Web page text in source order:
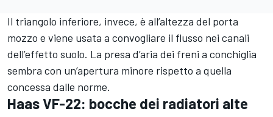
Il triangolo inferiore, invece, è all’altezza del porta
mozzo e viene usata a convogliare il flusso nei canali
dell’effetto suolo. La presa d’aria dei freni a conchiglia
sembra con un’apertura minore rispetto a quella
concessa dalle norme.
Haas VF-22: bocche dei radiatori alte